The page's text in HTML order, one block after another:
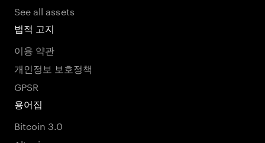
See all assets
법적 고지
이용 약관
개인정보 보호정책
GPSR
용어집
Bitcoin 3.0